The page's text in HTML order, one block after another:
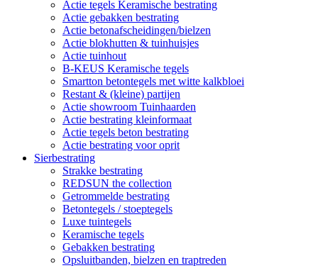
Actie tegels Keramische bestrating
Actie gebakken bestrating
Actie betonafscheidingen/bielzen
Actie blokhutten & tuinhuisjes
Actie tuinhout
B-KEUS Keramische tegels
Smartton betontegels met witte kalkbloei
Restant & (kleine) partijen
Actie showroom Tuinhaarden
Actie bestrating kleinformaat
Actie tegels beton bestrating
Actie bestrating voor oprit
Sierbestrating
Strakke bestrating
REDSUN the collection
Getrommelde bestrating
Betontegels / stoeptegels
Luxe tuintegels
Keramische tegels
Gebakken bestrating
Opsluitbanden, bielzen en traptreden